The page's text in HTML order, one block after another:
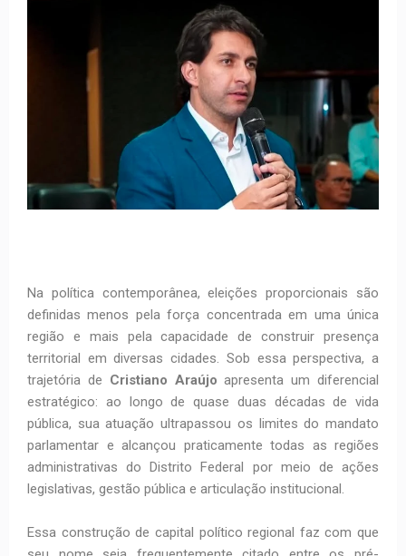
Na política contemporânea, eleições proporcionais são
definidas menos pela força concentrada em uma única
região e mais pela capacidade de construir presença
territorial em diversas cidades. Sob essa perspectiva, a
trajetória de Cristiano Araújoapresenta um diferencial
estratégico: ao longo de quase duas décadas de vida
pública, sua atuação ultrapassou os limites do mandato
parlamentar e alcançou praticamente todas as regiões
administrativas do Distrito Federal por meio de ações
legislativas, gestão pública e articulação institucional.
Essa construção de capital político regional faz com que